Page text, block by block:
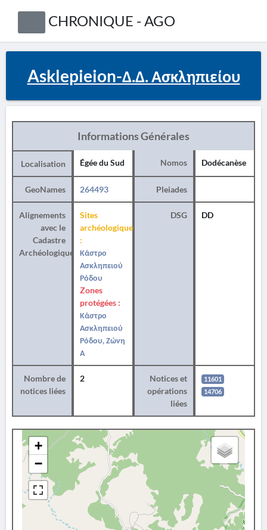
CHRONIQUE - AGO
Asklepieion-Δ.Δ. Ασκληπιείου
Informations Générales
Localisation Égée du Sud Nomos Dodécanèse
GeoNames 264493 Pleiades
Alignements
avec le
Cadastre
Archéologique
Sites
archéologiques
:
Κάστρο
Ασκληπειού
Ρόδου
Zones
protégées :
Κάστρο
Ασκληπειού
Ρόδου, Ζώνη
Α
DSG DD
Nombre de
notices liées
2
Notices et
opérations
liées
11601
14706
+
−